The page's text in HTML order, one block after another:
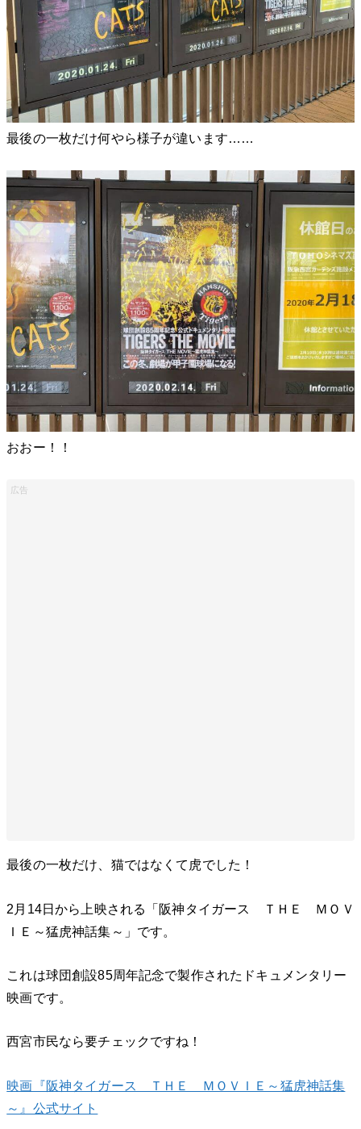
最後の一枚だけ何やら様子が違います……
おおー！！
最後の一枚だけ、猫ではなくて虎でした！
2月14日から上映される「阪神タイガース ＴＨＥ ＭＯＶ
ＩＥ～猛虎神話集～」です。
これは球団創設85周年記念で製作されたドキュメンタリー
映画です。
西宮市民なら要チェックですね！
映画『阪神タイガース ＴＨＥ ＭＯＶＩＥ～猛虎神話集
～』公式サイト